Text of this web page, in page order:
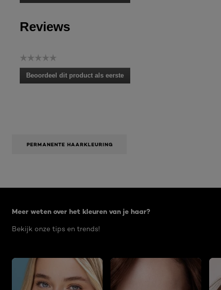
.
deze
actie
een
modaal
dialoogvenster.
Reviews
☆☆☆☆☆
Geen
scorewaarde
Beoordeel dit product als eerste
.
een
PERMANENTE HAARKLEURING
Meer weten over het kleuren van je haar?
Bekijk onze tips en trends!